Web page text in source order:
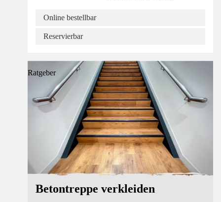
Online bestellbar
Reservierbar
Ratgeber
Betontreppe verkleiden